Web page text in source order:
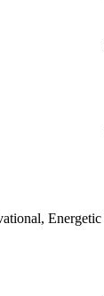
Energetic